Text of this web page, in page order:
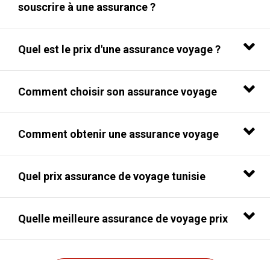
souscrire à une assurance ?
Quel est le prix d'une assurance voyage ?
Comment choisir son assurance voyage
Comment obtenir une assurance voyage
Quel prix assurance de voyage tunisie
Quelle meilleure assurance de voyage prix